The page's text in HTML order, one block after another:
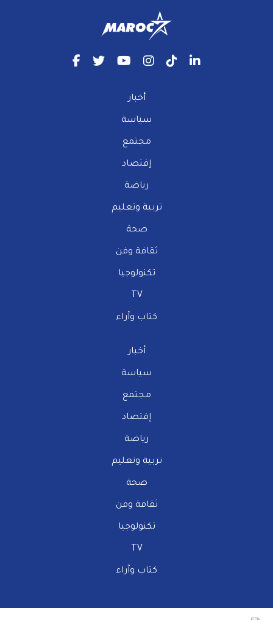
أخبار
سياسة
مجتمع
إقتصاد
رياضة
تربية وتعليم
صحة
ثقافة وفن
تكنولوجيا
TV
كتاب وآراء
أخبار
سياسة
مجتمع
إقتصاد
رياضة
تربية وتعليم
صحة
ثقافة وفن
تكنولوجيا
TV
كتاب وآراء